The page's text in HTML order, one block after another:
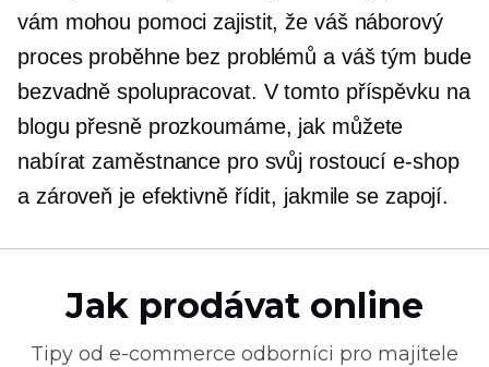
vám mohou pomoci zajistit, že váš náborový
proces proběhne bez problémů a váš tým bude
bezvadně spolupracovat. V tomto příspěvku na
blogu přesně prozkoumáme, jak můžete
nabírat zaměstnance pro svůj rostoucí e-shop
a zároveň je efektivně řídit, jakmile se zapojí.
Jak prodávat online
Tipy od e-commerce odborníci pro majitele